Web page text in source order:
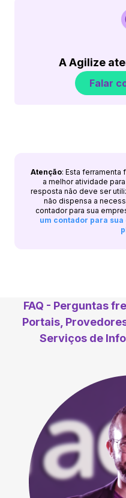
A Agilize
Falar
Atenção: Esta ferramenta
a melhor atividade
resposta não deve ser
não dispensa a
contador para sua
um contador para sua
FAQ - Perguntas
Portais,
Serviços de